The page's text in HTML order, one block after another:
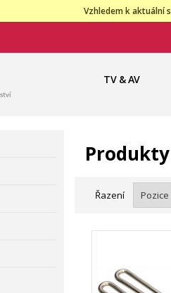
Vzhledem k aktuální
TV & AV
Řazení